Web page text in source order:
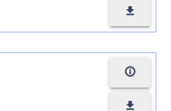
file_download
info_outline
file_download